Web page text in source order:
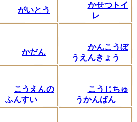
がいとう
かせつトイ
レ
かだん
かんこうぼ
うえんきょう
こうえんの
ふんすい
こうじちゅ
うかんばん